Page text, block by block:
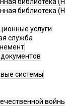
библиотека
услуги
служба
системы